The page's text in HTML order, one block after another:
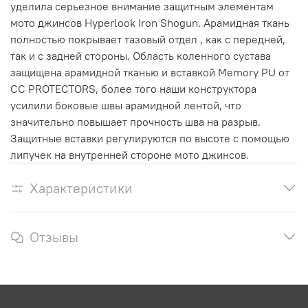
уделила серьезное внимание защитным элементам
мото джинсов Hyperlook Iron Shogun. Арамидная ткань
полностью покрывает тазовый отдел , как с передней,
так и с задней стороны. Область коленного сустава
защищена арамидной тканью и вставкой Memory PU от
CC PROTECTОRS, более того наши конструктора
усилили боковые швы арамидной лентой, что
значительно повышает прочность шва на разрыв.
Защитные вставки регулируются по высоте с помощью
липучек на внутренней стороне мото джинсов.
Характеристики
Отзывы